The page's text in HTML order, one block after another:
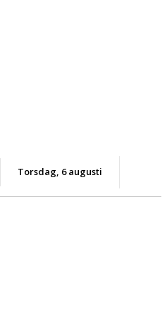
torsdag, 6 augusti